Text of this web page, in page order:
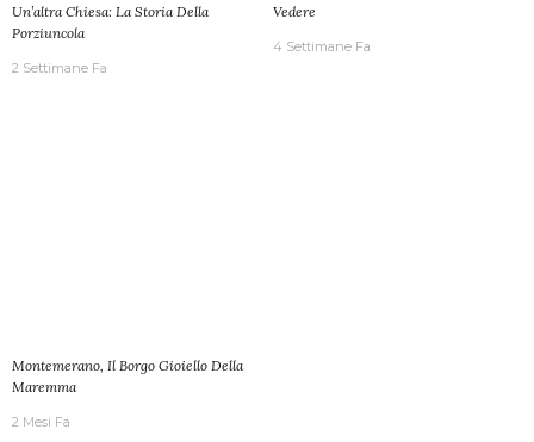
Un’altra Chiesa: La Storia Della
Porziuncola
2 Settimane Fa
Vedere
4 Settimane Fa
Montemerano, Il Borgo Gioiello Della
Maremma
2 Mesi Fa